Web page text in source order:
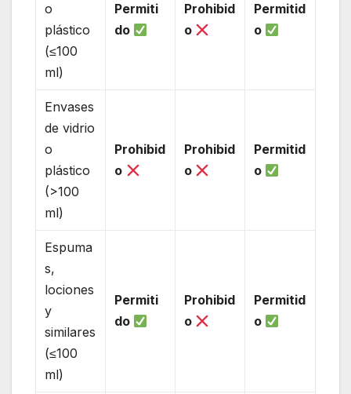
o
plástico
(≤100
ml)
Permiti
do
Prohibid
o
Permitid
o
Envases
de vidrio
o
plástico
(>100
ml)
Prohibid
o
Prohibid
o
Permitid
o
Espuma
s,
lociones
y
similares
(≤100
ml)
Permiti
do
Prohibid
o
Permitid
o